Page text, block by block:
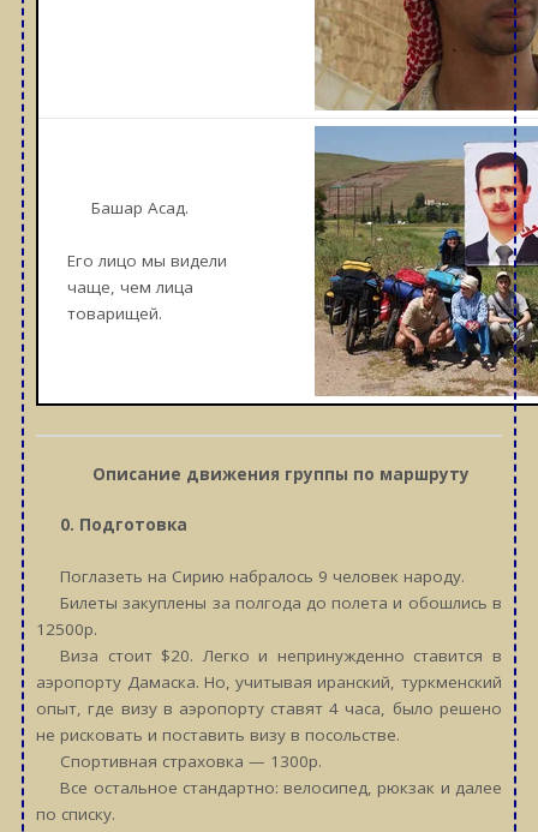
Башар Асад.
Его лицо мы видели
чаще, чем лица
товарищей.
Описание движения группы по маршруту
0. Подготовка
Поглазеть на Сирию набралось 9 человек народу.
Билеты закуплены за полгода до полета и обошлись в
12500р.
Виза стоит $20. Легко и непринужденно ставится в
аэропорту Дамаска. Но, учитывая иранский, туркменский
опыт, где визу в аэропорту ставят 4 часа, было решено
не рисковать и поставить визу в посольстве.
Спортивная страховка — 1300р.
Все остальное стандартно: велосипед, рюкзак и далее
по списку.